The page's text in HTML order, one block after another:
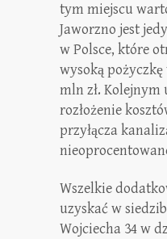
tym miejscu
Jaworzno jest
w Polsce, które
wysoką
mln zł.
rozłożenie
przyłącza
Wszelkie
uzyskać w
Wojciecha 34 w